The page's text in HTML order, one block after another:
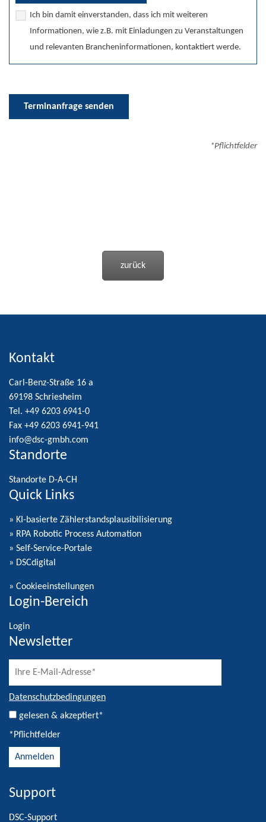
Ich bin damit einverstanden, dass ich mit weiteren
Informationen, wie z.B. mit Einladungen zu Veranstaltungen
und relevanten Brancheninformationen, kontaktiert werde.
Terminanfrage senden
*Pflichtfelder
zurück
Kontakt
Carl-Benz-Straße 16 a
69198 Schriesheim
Tel. +49 6203 6941-0
Fax +49 6203 6941-941
info@dsc-gmbh.com
Standorte
Standorte D-A-CH
Quick Links
» KI-basierte Zählerstandsplausibilisierung
» RPA Robotic Process Automation
» Self-Service-Portale
» DSCdigital
» Cookieeinstellungen
Login-Bereich
Login
Newsletter
Datenschutzbedingungen
gelesen & akzeptiert*
*Pflichtfelder
Alternative:
Support
DSC-Support